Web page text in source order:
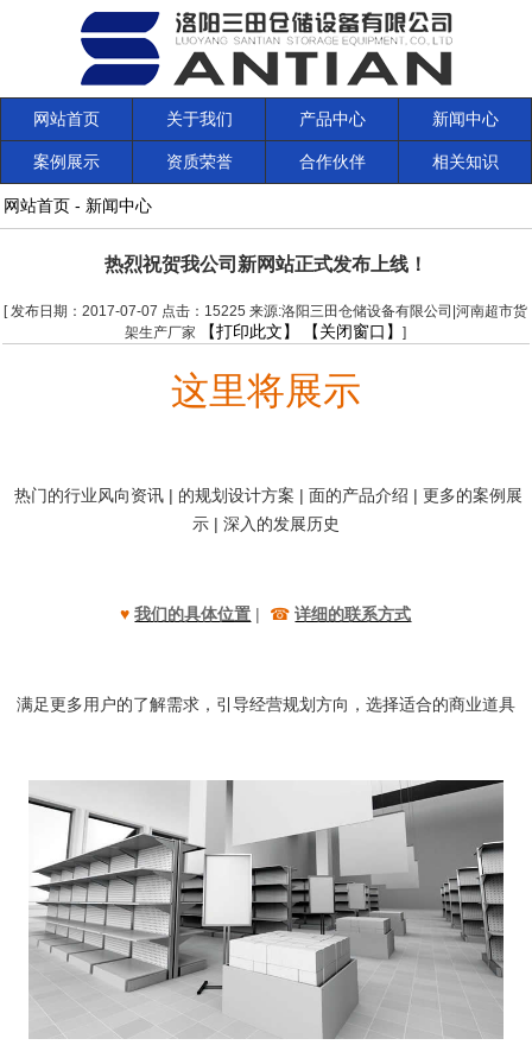
网站首页 关于我们 产品中心 新闻中心
案例展示 资质荣誉 合作伙伴 相关知识
网站首页 - 新闻中心
热烈祝贺我公司新网站正式发布上线！
[ 发布日期：2017-07-07 点击：15225 来源:洛阳三田仓储设备有限公司|河南超市货
架生产厂家
【打印此文】 【关闭窗口】]
这里将展示
热门的行业风向资讯 | 的规划设计方案 | 面的产品介绍 | 更多的案例展
示| 深入的发展历史
♥ 我们的具体位置 | ☎ 详细的联系方式
满足更多用户的了解需求，引导经营规划方向，选择适合的商业道具